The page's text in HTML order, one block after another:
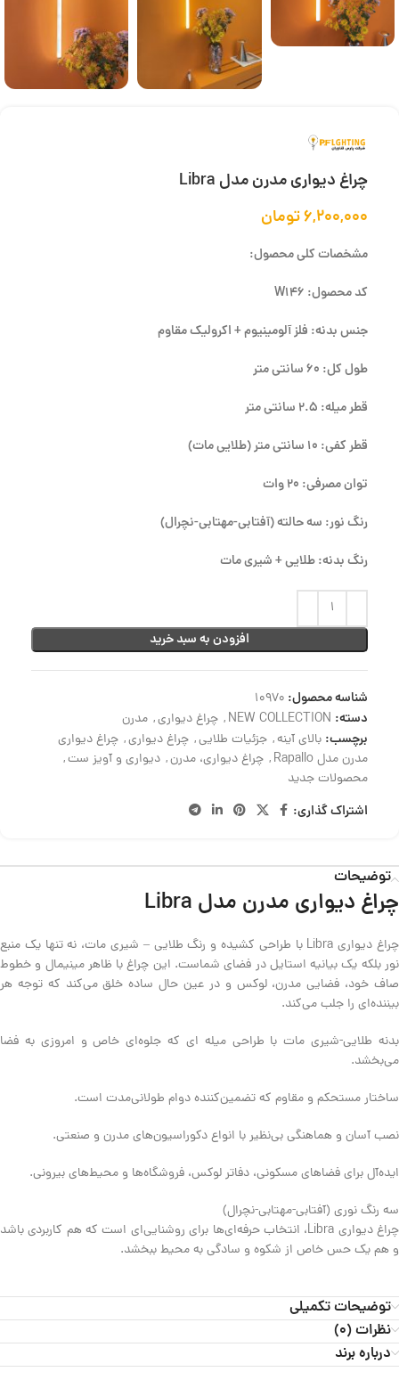
چراغ دیواری مدرن مدل Libra
۶,۲۰۰,۰۰۰تومان
مشخصات کلی محصول:
کد محصول: W146
جنس بدنه: فلز آلومینیوم + اکرولیک مقاوم
طول کل: 60 سانتی متر
قطر میله: 2.5 سانتی متر
قطر کفی: 10 سانتی متر (طلایی مات)
توان مصرفی: 20 وات
رنگ نور: سه حالته (آفتابی-مهتابی-نچرال)
رنگ بدنه: طلایی + شیری مات
افزودن به سبد خرید
شناسه محصول: 10970
دسته: NEW COLLECTION
, چراغ دیواری, مدرن
برچسب: بالای آینه, جزئیات طلایی, چراغ دیواری, چراغ دیواری
مدرن مدل Rapallo
, چراغ دیواری، مدرن, دیواری و آویز ست,
محصولات جدید
اشتراک گذاری:
توضیحات
چراغ دیواری مدرن مدل Libra
چراغ دیواری Libra با طراحی کشیده و رنگ طلایی – شیری مات، نه تنها یک منبع
نور بلکه یک بیانیه استایل در فضای شماست. این چراغ با ظاهر مینیمال و خطوط
صاف خود، فضایی مدرن، لوکس و در عین حال ساده خلق می‌کند که توجه هر
بیننده‌ای را جلب می‌کند.
بدنه طلایی-شیری مات با طراحی میله ای که جلوه‌ای خاص و امروزی به فضا
می‌بخشد.
ساختار مستحکم و مقاوم که تضمین‌کننده دوام طولانی‌مدت است.
نصب آسان و هماهنگی بی‌نظیر با انواع دکوراسیون‌های مدرن و صنعتی.
ایده‌آل برای فضاهای مسکونی، دفاتر لوکس، فروشگاه‌ها و محیط‌های بیرونی.
سه رنگ نوری (آفتابی-مهتابی-نچرال)
چراغ دیواری Libra، انتخاب حرفه‌ای‌ها برای روشنایی‌ای است که هم کاربردی باشد
و هم یک حس خاص از شکوه و سادگی به محیط ببخشد.
توضیحات تکمیلی
نظرات (0)
درباره برند